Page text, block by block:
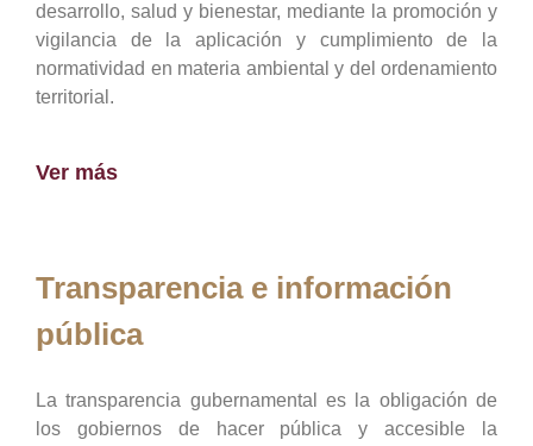
desarrollo, salud y bienestar, mediante la promoción y
vigilancia de la aplicación y cumplimiento de la
normatividad en materia ambiental y del ordenamiento
territorial.
Ver más
Transparencia e información
pública
La transparencia gubernamental es la obligación de
los gobiernos de hacer pública y accesible la